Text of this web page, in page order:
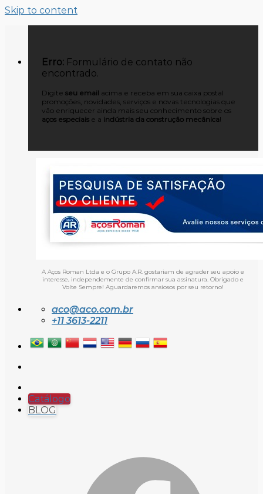
Skip to content
Erro: Formulário de contato não
encontrado.
Digite seu email acima e receba em sua caixa postal
promoções, novidades, serviços e novas tecnologias que
vão enriquecer ainda mais seu conhecimento sobre os
aços especiais e a indústria da construção mecânica!
A Aços Roman Ltda e o Grupo A.R. gostariam de agrader seu apoio e
interesse, independemente de confirmar sua assinatura. Obrigado e
Volte Sempre! Aguardaremos ansiosos por seu retorno!
aco@aco.com.br
+11 3613-2211
Catálogo
BLOG